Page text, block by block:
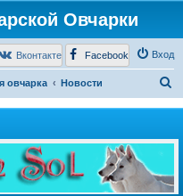
Овчарки
Вход
Вконтакте Facebook
овчарка Новости
с